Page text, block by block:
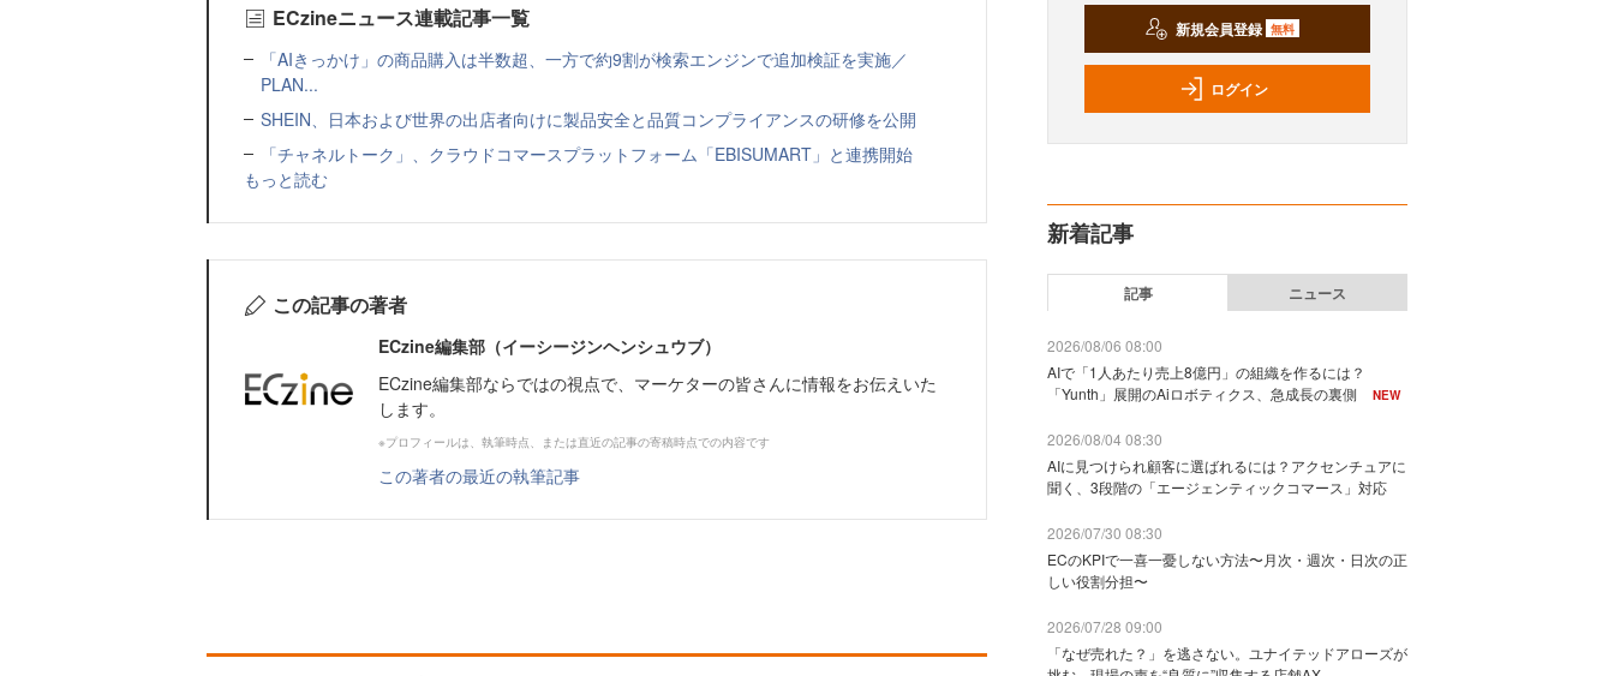
ECzineニュース連載記事一覧
「AIきっかけ」の商品購入は半数超、一方で約9割が検索エンジンで追加検証を実施／
PLAN...
SHEIN、日本および世界の出店者向けに製品安全と品質コンプライアンスの研修を公開
「チャネルトーク」、クラウドコマースプラットフォーム「EBISUMART」と連携開始
もっと読む
この記事の著者
ECzine編集部（イーシージンヘンシュウブ）
ECzine編集部ならではの視点で、マーケターの皆さんに情報をお伝えいた
します。
※プロフィールは、執筆時点、または直近の記事の寄稿時点での内容です
この著者の最近の執筆記事
新規会員登録 無料
ログイン
新着記事
記事 ニュース
2026/08/06 08:00
AIで「1人あたり売上8億円」の組織を作るには？
「Yunth」展開のAiロボティクス、急成長の裏側
NEW
2026/08/04 08:30
AIに見つけられ顧客に選ばれるには？アクセンチュアに
聞く、3段階の「エージェンティックコマース」対応
2026/07/30 08:30
ECのKPIで一喜一憂しない方法〜月次・週次・日次の正
しい役割分担〜
2026/07/28 09:00
「なぜ売れた？」を逃さない。ユナイテッドアローズが